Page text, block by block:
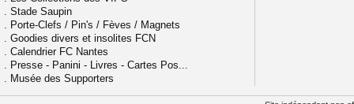
. Stade Saupin
. Porte-Clefs / Pin's / Fèves / Magnets
. Goodies divers et insolites FCN
. Calendrier FC Nantes
. Presse - Panini - Livres - Cartes Pos...
. Musée des Supporters